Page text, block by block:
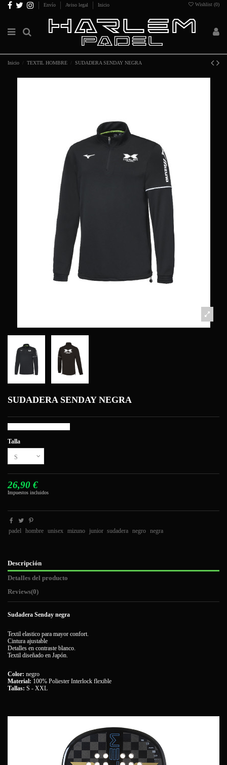
Envío Aviso legal Inicio Wishlist (0)
Inicio TEXTIL HOMBRE SUDADERA SENDAY NEGRA
SUDADERA SENDAY NEGRA
Talla
26,90 €
Impuestos incluidos
padel hombre unisex mizuno junior sudadera negro negra
Descripción
Detalles del producto
Reviews(0)
Sudadera Senday negra
Textil elastico para mayor confort.
Cintura ajustable
Detalles en contraste blanco.
Textil diseñado en Japón.
Color: negro
Material: 100% Poliester Interlock flexible
Tallas: S - XXL